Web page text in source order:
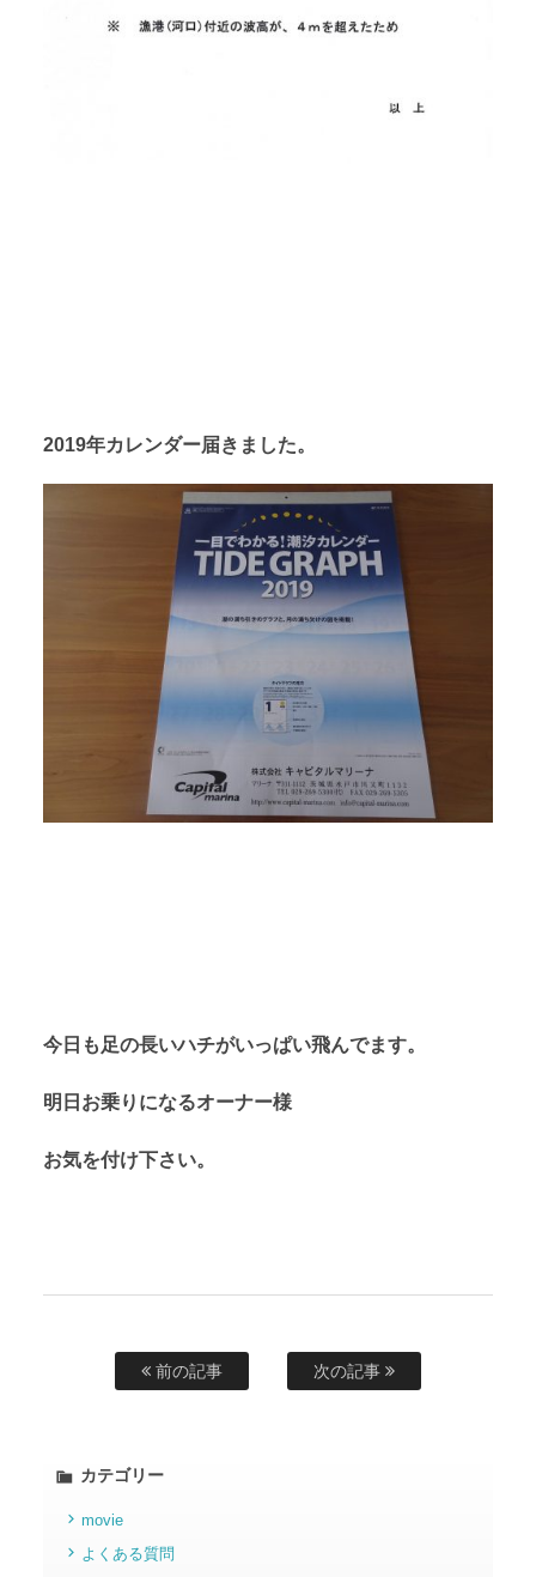
2019年カレンダー届きました。
今日も足の長いハチがいっぱい飛んでます。
明日お乗りになるオーナー様
お気を付け下さい。
前の記事 次の記事
カテゴリー
movie
よくある質問